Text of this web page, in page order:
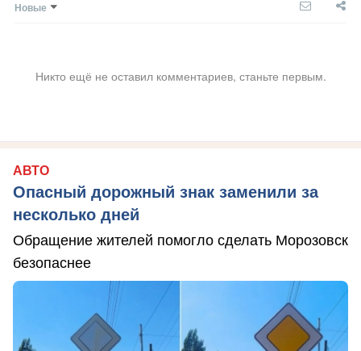
Новые
Никто ещё не оставил комментариев, станьте первым.
АВТО
Опасный дорожный знак заменили за
несколько дней
Обращение жителей помогло сделать Морозовск
безопаснее